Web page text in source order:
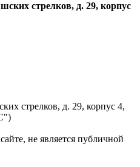
стрелков, д. 29, корпус
стрелков, д. 29, корпус 4,
не является публичной